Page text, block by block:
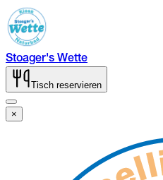
Stoager's Wette
Tisch reservieren
×